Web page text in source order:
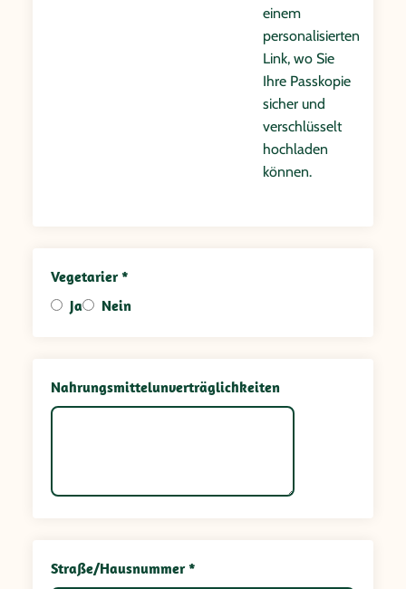
einem
personalisierten
Link, wo Sie
Ihre Passkopie
sicher und
verschlüsselt
hochladen
können.
Vegetarier *
Ja
Nein
Nahrungsmittelunverträglichkeiten
Straße/Hausnummer *